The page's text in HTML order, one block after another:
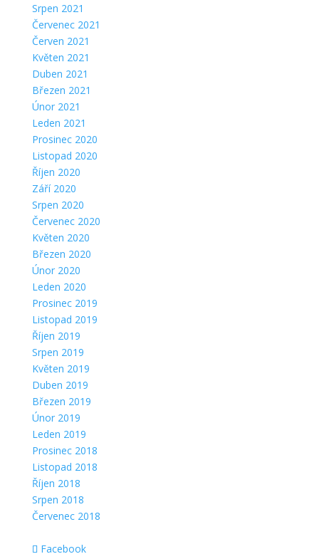
Srpen 2021
Červenec 2021
Červen 2021
Květen 2021
Duben 2021
Březen 2021
Únor 2021
Leden 2021
Prosinec 2020
Listopad 2020
Říjen 2020
Září 2020
Srpen 2020
Červenec 2020
Květen 2020
Březen 2020
Únor 2020
Leden 2020
Prosinec 2019
Listopad 2019
Říjen 2019
Srpen 2019
Květen 2019
Duben 2019
Březen 2019
Únor 2019
Leden 2019
Prosinec 2018
Listopad 2018
Říjen 2018
Srpen 2018
Červenec 2018
Facebook